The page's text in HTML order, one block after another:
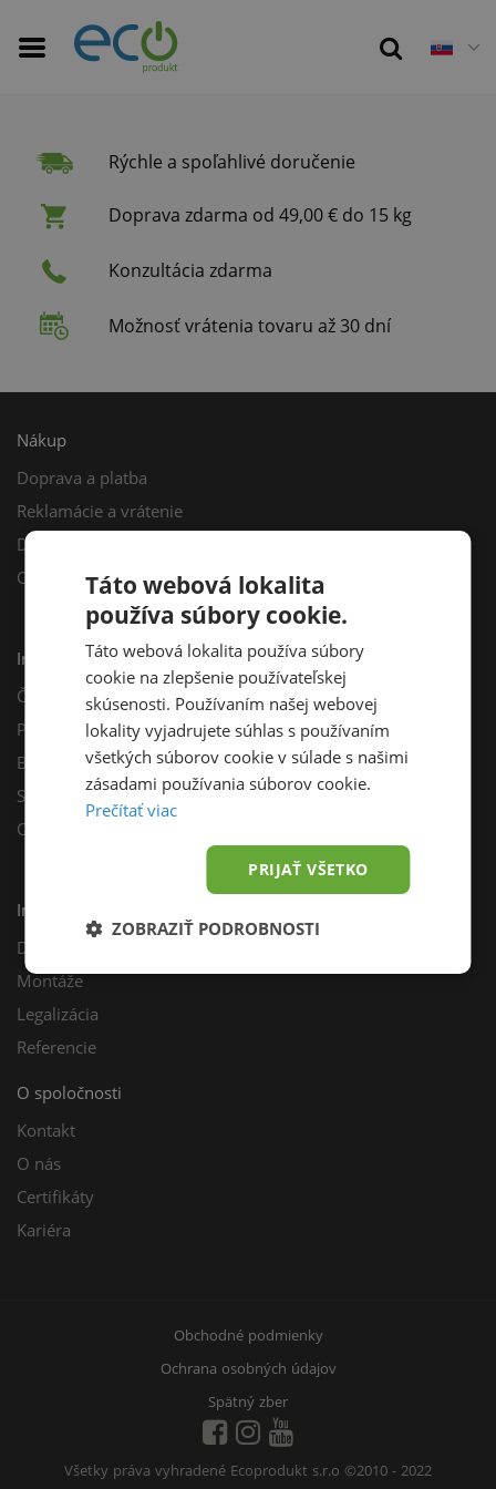
Rýchle a spoľahlivé doručenie
Doprava zdarma od 49,00 € do 15 kg
Konzultácia zdarma
Možnosť vrátenia tovaru až 30 dní
Nákup
Doprava a platba
Reklamácie a vrátenie
Darčekový poukaz
Odberné miesta
Informácie
Často kladené otázky
Poradňa
Blog
Sprievodca výberom fotovoltiky
Odporúčací program
Inštalácie
Dotácie
Montáže
Legalizácia
Referencie
O spoločnosti
Kontakt
O nás
Certifikáty
Kariéra
Obchodné podmienky
Ochrana osobných údajov
Spätný zber
Všetky práva vyhradené Ecoprodukt s.r.o ©2010 - 2022
Táto webová lokalita
používa súbory cookie.
Táto webová lokalita používa súbory
cookie na zlepšenie používateľskej
skúsenosti. Používaním našej webovej
lokality vyjadrujete súhlas s používaním
všetkých súborov cookie v súlade s našimi
zásadami používania súborov cookie.
Prečítať viac
PRIJAŤ VŠETKO
ZOBRAZIŤ PODROBNOSTI